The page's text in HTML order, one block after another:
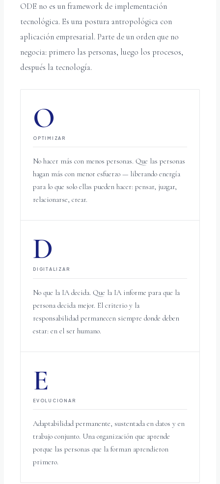
ODE no es un framework de implementación
tecnológica. Es una postura antropológica con
aplicación empresarial. Parte de un orden que no
negocia: primero las personas, luego los procesos,
después la tecnología.
O
OPTIMIZAR
No hacer más con menos personas. Que las personas
hagan más con menor esfuerzo — liberando energía
para lo que solo ellas pueden hacer: pensar, juzgar,
relacionarse, crear.
D
DIGITALIZAR
No que la IA decida. Que la IA informe para que la
persona decida mejor. El criterio y la
responsabilidad permanecen siempre donde deben
estar: en el ser humano.
E
EVOLUCIONAR
Adaptabilidad permanente, sustentada en datos y en
trabajo conjunto. Una organización que aprende
porque las personas que la forman aprendieron
primero.